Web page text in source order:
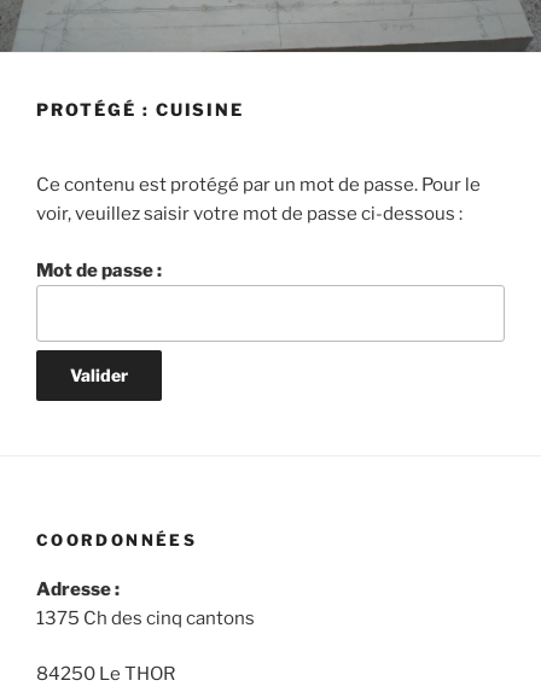
PROTÉGÉ : CUISINE
Ce contenu est protégé par un mot de passe. Pour le
voir, veuillez saisir votre mot de passe ci-dessous :
Mot de passe :
COORDONNÉES
Adresse :
1375 Ch des cinq cantons
84250 Le THOR